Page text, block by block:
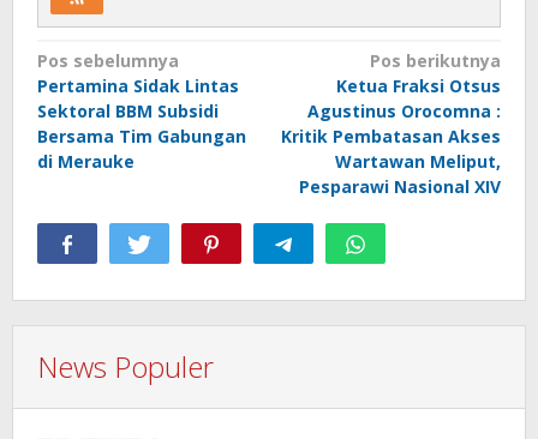
Navigasi
pos
Pos sebelumnya
Pertamina Sidak Lintas
Sektoral BBM Subsidi
Bersama Tim Gabungan
di Merauke
Pos berikutnya
Ketua Fraksi Otsus
Agustinus Orocomna :
Kritik Pembatasan Akses
Wartawan Meliput,
Pesparawi Nasional XIV
News Populer